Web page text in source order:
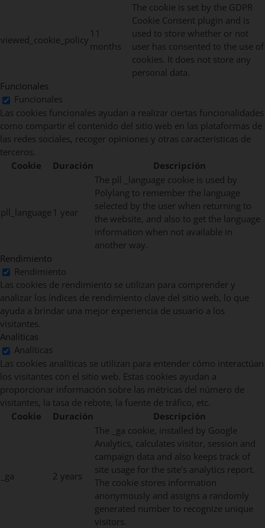
viewed_cookie_policy
11
months
The cookie is set by the GDPR
Cookie Consent plugin and is
used to store whether or not
user has consented to the use of
cookies. It does not store any
personal data.
Funcionales
Funcionales
Las cookies funcionales ayudan a realizar ciertas funcionalidades
como compartir el contenido del sitio web en las plataformas de
las redes sociales, recoger opiniones y otras características de
terceros.
Cookie
Duración Descripción
pll_language 1 year
The pll _language cookie is used by
Polylang to remember the language
selected by the user when returning to
the website, and also to get the language
information when not available in
another way.
Rendimiento
Rendimiento
Las cookies de rendimiento se utilizan para comprender y
analizar los índices de rendimiento clave del sitio web, lo que
ayuda a brindar una mejor experiencia de usuario a los
visitantes.
Analíticas
Analíticas
Las cookies analíticas se utilizan para entender cómo interactúan
los visitantes con el sitio web. Estas cookies ayudan a
proporcionar información sobre las métricas del número de
visitantes, la tasa de rebote, la fuente de tráfico, etc.
Cookie
Duración Descripción
_ga 2 years
The _ga cookie, installed by Google
Analytics, calculates visitor, session and
campaign data and also keeps track of
site usage for the site's analytics report.
The cookie stores information
anonymously and assigns a randomly
generated number to recognize unique
visitors.